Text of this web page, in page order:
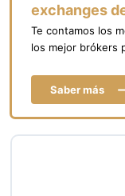
exchanges
Te contamos los
los mejor brókers
Saber más